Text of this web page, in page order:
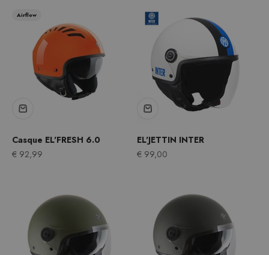
Airflow
Casque EL'FRESH 6.0
Prix après remise
€ 92,99
EL'JETTIN INTER
Prix après remise
€ 99,00